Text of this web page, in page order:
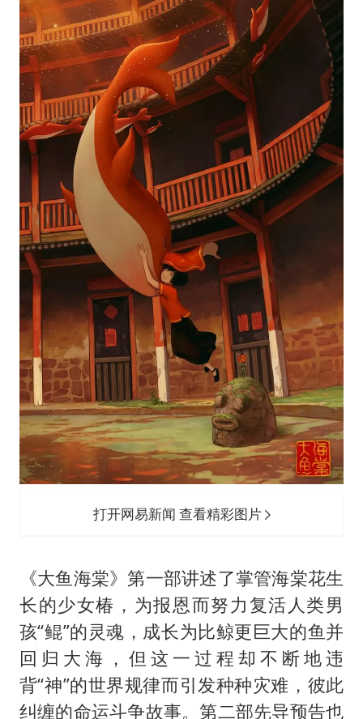
打开网易新闻 查看精彩图片
《大鱼海棠》第一部讲述了掌管海棠花生
长的少女椿，为报恩而努力复活人类男
孩“鲲”的灵魂，成长为比鲸更巨大的鱼并
回归大海，但这一过程却不断地违
背“神”的世界规律而引发种种灾难，彼此
纠缠的命运斗争故事。第二部先导预告也